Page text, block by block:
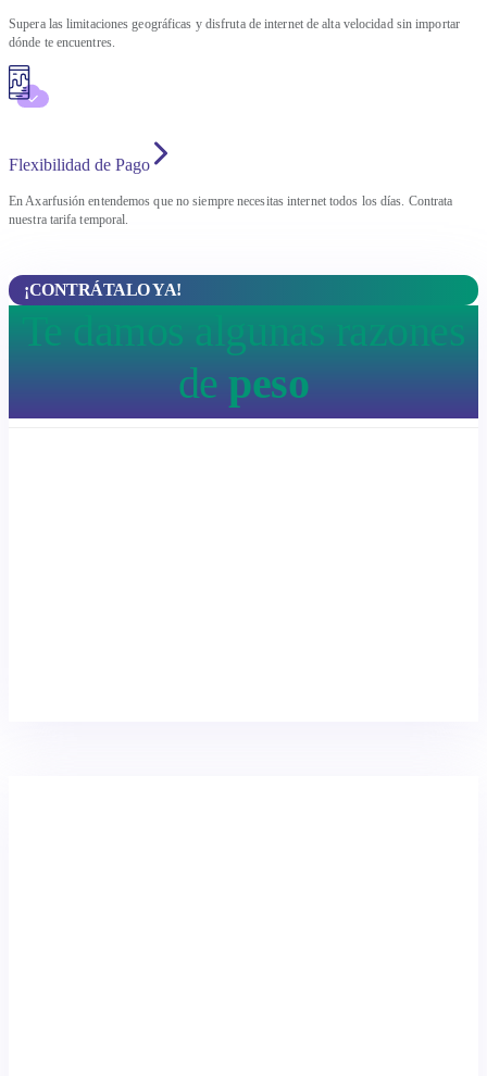
Supera las limitaciones geográficas y disfruta de internet de alta velocidad sin importar
dónde te encuentres.
Flexibilidad de Pago
En Axarfusión entendemos que no siempre necesitas internet todos los días. Contrata
nuestra tarifa temporal.
¡CONTRÁTALO YA!
Te damos algunas razones
depeso